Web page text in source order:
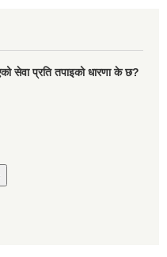
सेवा प्रति तपाइको धारणा के छ?